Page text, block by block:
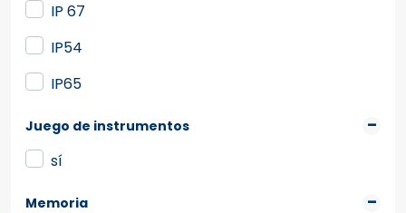
IP 67
IP54
IP65
Juego de instrumentos
sí
Memoria